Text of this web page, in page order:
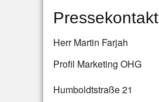
Pressekontakt
Herr Martin Farjah
Profil Marketing OHG
Humboldtstraße 21